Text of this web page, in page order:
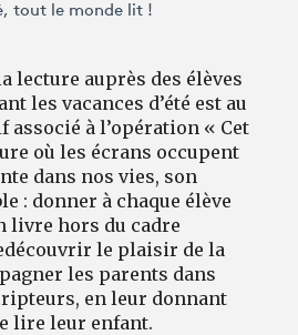
tout le monde lit !
lecture auprès des élèves
les vacances d’été est au
à l’opération « Cet
où les écrans occupent
dans nos vies, son
: donner à chaque élève
livre hors du cadre
le plaisir de la
les parents dans
en leur donnant
lire leur enfant.